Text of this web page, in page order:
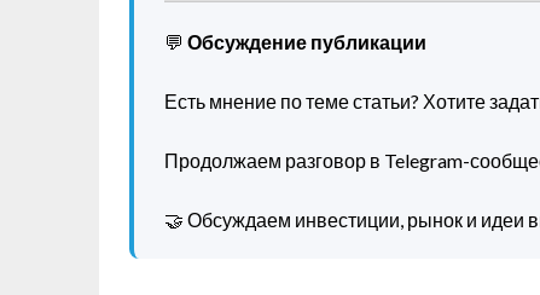
💬 Обсуждение публикации
Есть мнение по теме статьи? Хотите
Продолжаем разговор в Telegram-
🤝 Обсуждаем инвестиции, рынок и идеи